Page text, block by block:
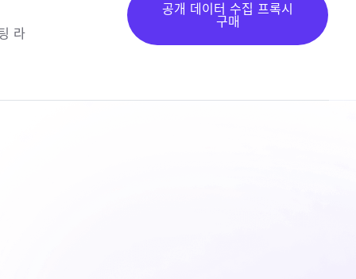
라
공개 데이터 수집 프록시
구매